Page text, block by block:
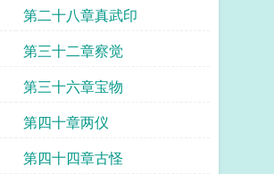
第二十八章真武印
第三十二章察觉
第三十六章宝物
第四十章两仪
第四十四章古怪